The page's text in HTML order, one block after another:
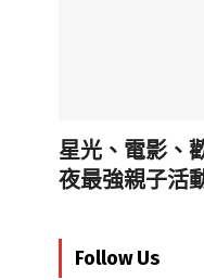
星光、電影、
夜最強親子活
Follow Us